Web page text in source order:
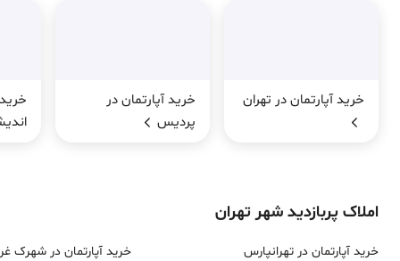
خرید آپارتمان در تهران
خرید آپارتمان در
پردیس
املاک پربازدید شهر تهران
خرید آپارتمان در تهرانپارس خرید آپارتمان درشهرک